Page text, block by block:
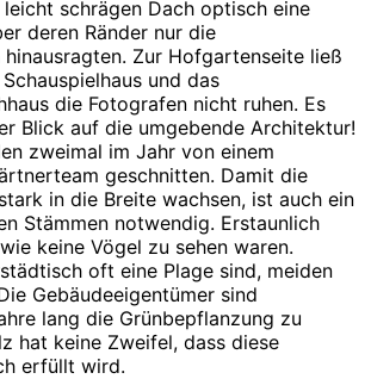
schrägen Dach optisch eine
deren Ränder nur die
Zur Hofgartenseite ließ
und das
die Fotografen nicht ruhen. Es
Blick auf die umgebende Architektur!
zweimal im Jahr von einem
geschnitten. Damit die
in die Breite wachsen, ist auch ein
Stämmen notwendig. Erstaunlich
keine Vögel zu sehen waren.
oft eine Plage sind, meiden
Gebäudeeigentümer sind
lang die Grünbepflanzung zu
hat keine Zweifel, dass diese
erfüllt wird.